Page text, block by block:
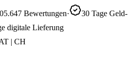
Bewertungen·
30 Tage Geld-
digitale Lieferung
| CH